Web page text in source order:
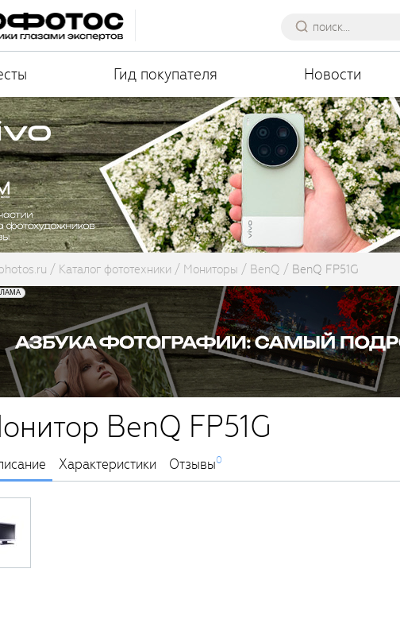
Гид покупателя Новости
Каталог фототехники Мониторы BenQ BenQ FP51G
BenQ FP51G
Характеристики Отзывы0